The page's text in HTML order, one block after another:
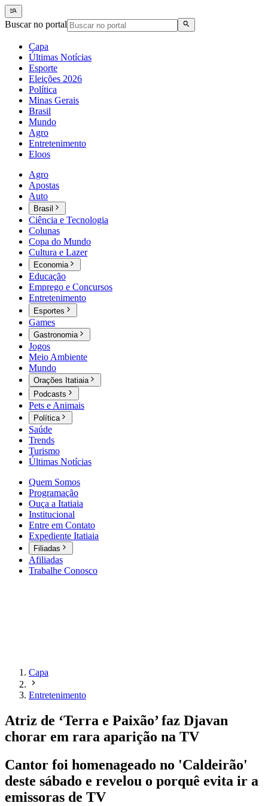
Buscar no portal
Capa
Últimas Notícias
Esporte
Eleições 2026
Política
Minas Gerais
Brasil
Mundo
Agro
Entretenimento
Eloos
Agro
Apostas
Auto
Brasil
Ciência e Tecnologia
Colunas
Copa do Mundo
Cultura e Lazer
Economia
Educação
Emprego e Concursos
Entretenimento
Esportes
Games
Gastronomia
Jogos
Meio Ambiente
Mundo
Orações Itatiaia
Podcasts
Pets e Animais
Política
Saúde
Trends
Turismo
Últimas Notícias
Quem Somos
Programação
Ouça a Itatiaia
Institucional
Entre em Contato
Expediente Itatiaia
Filiadas
Afiliadas
Trabalhe Conosco
Capa
Entretenimento
Atriz de ‘Terra e Paixão’ faz Djavan
chorar em rara aparição na TV
Cantor foi homenageado no 'Caldeirão'
deste sábado e revelou o porquê evita ir a
emissoras de TV